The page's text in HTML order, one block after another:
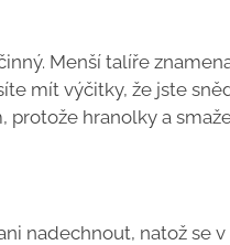
Menší talíře
mít výčitky, že jste
hranolky a
nadechnout, natož se